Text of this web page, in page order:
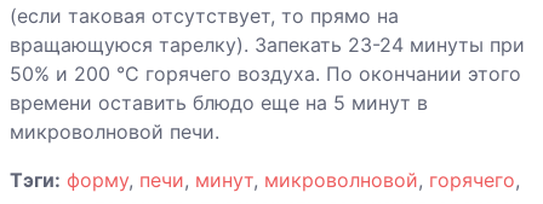
Яйца печеные с
креветками и
соусом Pesto
(если таковая отсутствует, то прямо на
вращающуюся тарелку). Запекать 23-24 минуты при
50% и 200 °С горячего воздуха. По окончании этого
времени оставить блюдо еще на 5 минут в
микроволновой печи.
Тэги: форму, печи, минут, микроволновой, горячего,